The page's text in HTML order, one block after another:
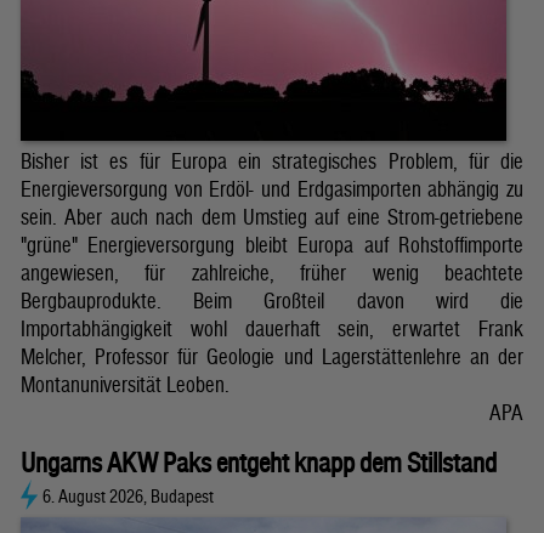
Bisher ist es für Europa ein strategisches Problem, für die
Energieversorgung von Erdöl- und Erdgasimporten abhängig zu
sein. Aber auch nach dem Umstieg auf eine Strom-getriebene
"grüne" Energieversorgung bleibt Europa auf Rohstoffimporte
angewiesen, für zahlreiche, früher wenig beachtete
Bergbauprodukte. Beim Großteil davon wird die
Importabhängigkeit wohl dauerhaft sein, erwartet Frank
Melcher, Professor für Geologie und Lagerstättenlehre an der
Montanuniversität Leoben.
APA
Ungarns AKW Paks entgeht knapp dem Stillstand
6. August 2026, Budapest